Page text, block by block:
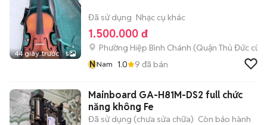
44 giây trước 5
Đã sử dụng Nhạc cụ khác
1.500.000 đ
Phường Hiệp Bình Chánh (Quận Thủ Đức cũ)
NNam 1.0 9 đã bán
Mainboard GA-H81M-DS2 full chức
năng không Fe
Đã sử dụng (chưa sửa chữa) Còn bảo hành